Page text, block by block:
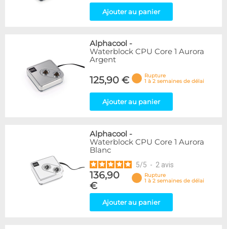
Ajouter au panier
Alphacool -
Waterblock CPU Core 1 Aurora
Argent
125,90 €
Rupture
1 à 2 semaines de délai
Ajouter au panier
Alphacool -
Waterblock CPU Core 1 Aurora
Blanc
5/5 - 2 avis
136,90
€
Rupture
1 à 2 semaines de délai
Ajouter au panier